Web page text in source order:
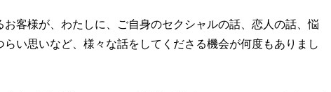
お客様が、わたしに、ご自身のセクシャルの話、恋人の話、悩
い思いなど、様々な話をしてくださる機会が何度もありまし